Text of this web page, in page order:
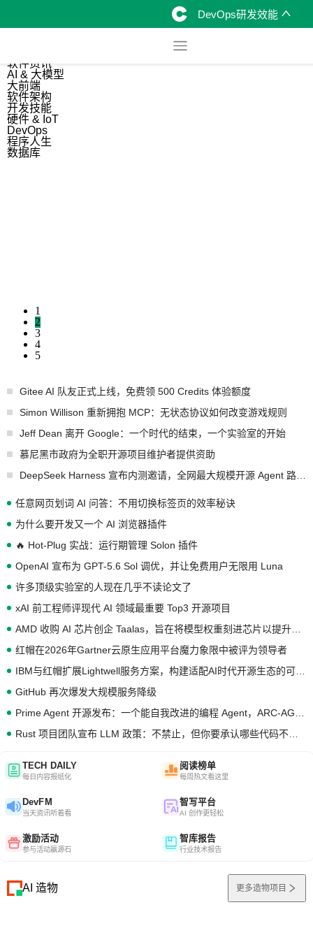
DevOps研发效能
软件资讯
AI & 大模型
大前端
软件架构
开发技能
硬件 & IoT
DevOps
程序人生
数据库
1
2
3
4
5
Gitee AI 队友正式上线，免费领 500 Credits 体验额度
Simon Willison 重新拥抱 MCP：无状态协议如何改变游戏规则
Jeff Dean 离开 Google：一个时代的结束，一个实验室的开始
慕尼黑市政府为全职开源项目维护者提供资助
任意网页划词 AI 问答：不用切换标签页的效率秘诀
为什么要开发又一个 AI 浏览器插件
🔥 Hot-Plug 实战：运行期管理 Solon 插件
OpenAI 宣布为 GPT-5.6 Sol 调优，并让免费用户无限用 Luna
许多顶级实验室的人现在几乎不读论文了
xAI 前工程师评现代 AI 领域最重要 Top3 开源项目
红帽在2026年Gartner云原生应用平台魔力象限中被评为领导者
GitHub 再次爆发大规模服务降级
TECH DAILY
每日内容报纸化
阅读榜单
每周热文看这里
DevFM
当天资讯听着看
智写平台
AI 创作更轻松
激励活动
参与活动赢源石
智库报告
行业技术报告
AI 造物 更多造物项目